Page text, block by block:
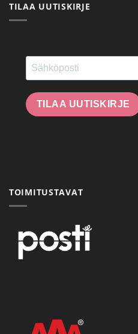
TILAA UUTISKIRJE
TILAA UUTISKIRJE
TOIMITUSTAVAT